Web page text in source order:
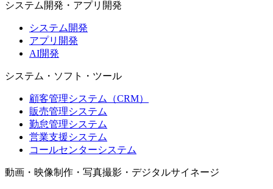
システム開発・アプリ開発
システム開発
アプリ開発
AI開発
システム・ソフト・ツール
顧客管理システム（CRM）
販売管理システム
勤怠管理システム
営業支援システム
コールセンターシステム
動画・映像制作・写真撮影・デジタルサイネージ